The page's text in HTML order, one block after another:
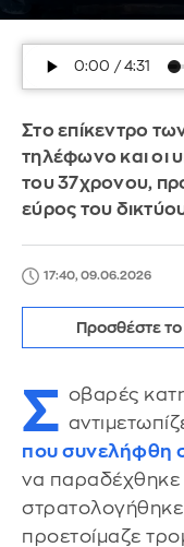
Στο επίκεντρο
τηλέφωνο και οι
του 37χρονου,
εύρος του
17:40, 09.06.2026
Προσθέστε
Σ οβαρές
που συνελήφθη
να παραδέχθηκε
προετοίμαζε